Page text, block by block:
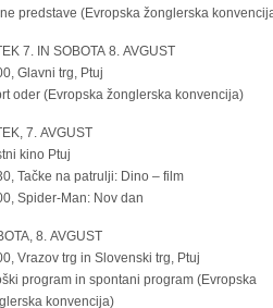
predstave (Evropska žonglerska
7. IN SOBOTA 8. AVGUST
Glavni trg, Ptuj
oder (Evropska žonglerska konvencija)
7. AVGUST
kino Ptuj
Tačke na patrulji: Dino – film
Spider-Man: Nov dan
8. AVGUST
Vrazov trg in Slovenski trg, Ptuj
program in spontani program (Evropska
konvencija)